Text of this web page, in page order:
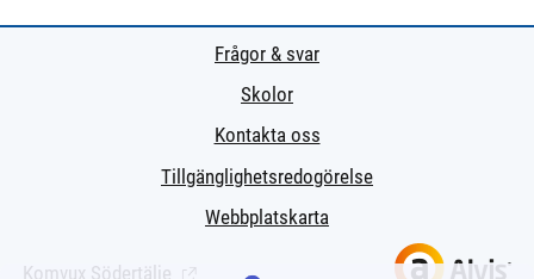
Frågor & svar
Skolor
Kontakta oss
Tillgänglighetsredogörelse
Webbplatskarta
Komvux Södertälje (Länk till extern sida.)